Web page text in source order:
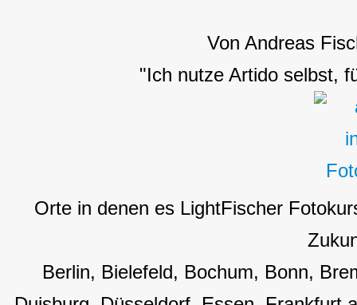
Von Andreas
"Ich nutze Artido selbst,
Orte in denen es LightFischer
Berlin, Bielefeld, Bochum, Bonn,